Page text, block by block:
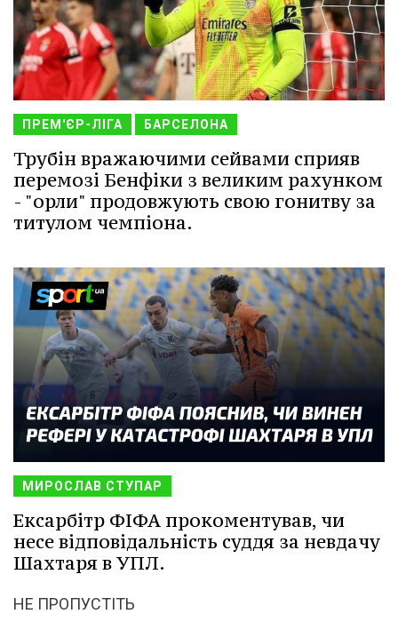
ПРЕМ'ЄР-ЛІГА БАРСЕЛОНА
Трубін вражаючими сейвами сприяв
перемозі Бенфіки з великим рахунком
- "орли" продовжують свою гонитву за
титулом чемпіона.
МИРОСЛАВ СТУПАР
Ексарбітр ФІФА прокоментував, чи
несе відповідальність суддя за невдачу
Шахтаря в УПЛ.
НЕ ПРОПУСТІТЬ